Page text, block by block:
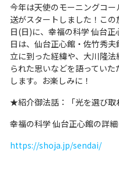
今年は天使のモーニングコ
送がスタートしました！こ
日(日)に、幸福の科学 仙台
日は、仙台正心館・佐竹秀
立に到った経緯や、大川隆
られた思いなどを語ってい
します。お楽しみに！
★紹介御法話：「光を選び取
幸福の科学 仙台正心館の詳
https://shoja.jp/sendai/